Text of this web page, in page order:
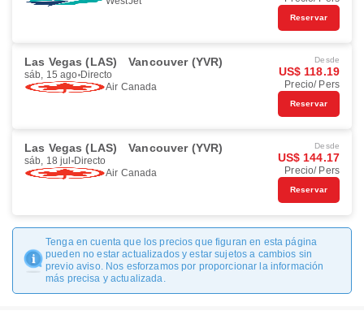
Reservar
Las Vegas (LAS) Vancouver (YVR)
sáb, 15 ago Directo
Air Canada
Desde
US$ 118.19
Precio/ Pers
Reservar
Las Vegas (LAS) Vancouver (YVR)
sáb, 18 jul Directo
Air Canada
Desde
US$ 144.17
Precio/ Pers
Reservar
Tenga en cuenta que los precios que figuran en esta página
pueden no estar actualizados y estar sujetos a cambios sin
previo aviso. Nos esforzamos por proporcionar la información
más precisa y actualizada.